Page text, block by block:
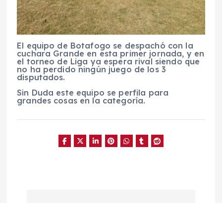
El equipo de Botafogo se despachó con la
cuchara Grande en esta primer jornada, y en
el torneo de Liga ya espera rival siendo que
no ha perdido ningún juego de los 3
disputados.
Sin Duda este equipo se perfila para
grandes cosas en la categoría.